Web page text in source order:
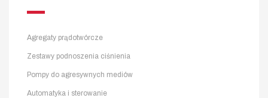
Agregaty prądotwórcze
Zestawy podnoszenia ciśnienia
Pompy do agresywnych mediów
Automatyka i sterowanie